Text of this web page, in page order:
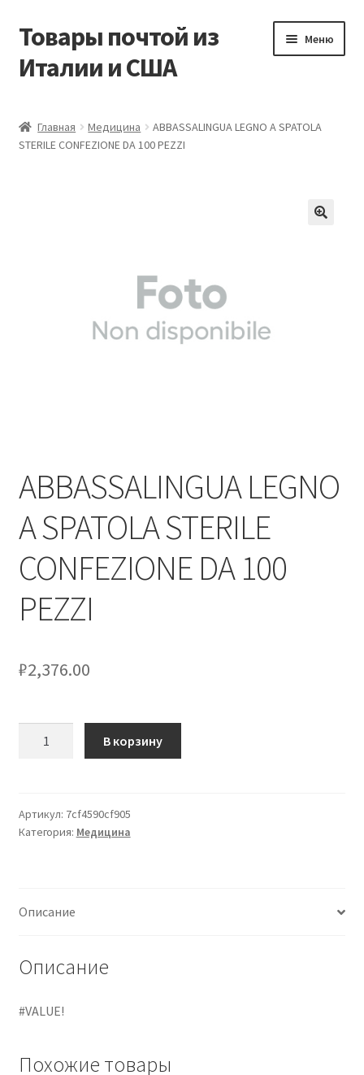
Перейти
навигации
Перейти
содержимому
Товары почтой из
Италии и США
Меню
Контакты
Главная Медицина
ABBASSALINGUA LEGNO A SPATOLA
STERILE CONFEZIONE DA 100 PEZZI
ABBASSALINGUA LEGNO
A SPATOLA STERILE
CONFEZIONE DA 100
PEZZI
₽2,376.00
A
SPATOLA
100
В корзину
Артикул: 7cf4590cf905
Категория: Медицина
Описание
Описание
#VALUE!
Похожие товары